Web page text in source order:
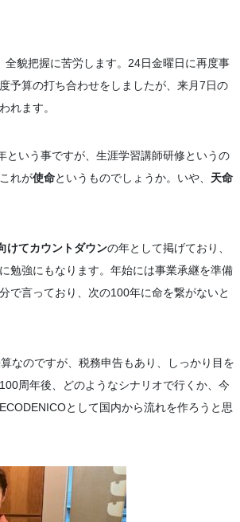
貌把握に苦労します。24日金曜日に再度事
予算の打ち合わせをしましたが、来月7日の
れます。
いう事ですが、生涯学習講師研修というの
れが使命というものでしょうか。いや、 天命
けてカウントダウンの年として掲げており、
勉強にもなります。年始には事業承継を準備
で言っており、次の100年に命を繋がないと
なのですが、税務申告もあり、しっかり目を
周年後、どのようなシナリオで行くか、今
として国内から流れを作ろうと思